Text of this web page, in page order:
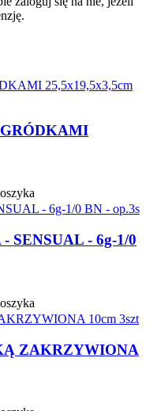
SENSUAL - 6g-1/0
ZAKRZYWIONA